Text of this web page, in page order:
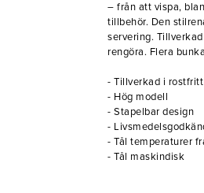
– från att vispa,
tillbehör. Den
servering.
rengöra. Flera
- Tillverkad i
- Hög modell
- Stapelbar design
-
- Tål temperaturer
- Tål maskindisk